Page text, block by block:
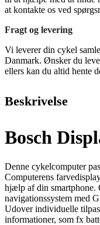
at kontakte os ved
Fragt og levering
Vi leverer din cykel
Danmark. Ønsker du
ellers kan du altid hente
Beskrivelse
Bosch
Denne cykelcomputer
Computerens
hjælp af din smartphone.
navigationssystem med
Udover individuelle
informationer, som fx